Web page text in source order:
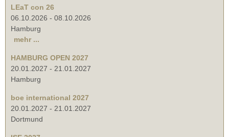
LEaT con 26
06.10.2026 - 08.10.2026
Hamburg
mehr ...
HAMBURG OPEN 2027
20.01.2027 - 21.01.2027
Hamburg
boe international 2027
20.01.2027 - 21.01.2027
Dortmund